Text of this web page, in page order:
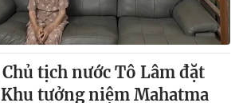
mọi hình thức nếu không có sự chấp
Ghi rõ nguồn VTV.vn khi phát hành lại
này.
tịch nước Tô Lâm đặt
tưởng niệm Mahatma